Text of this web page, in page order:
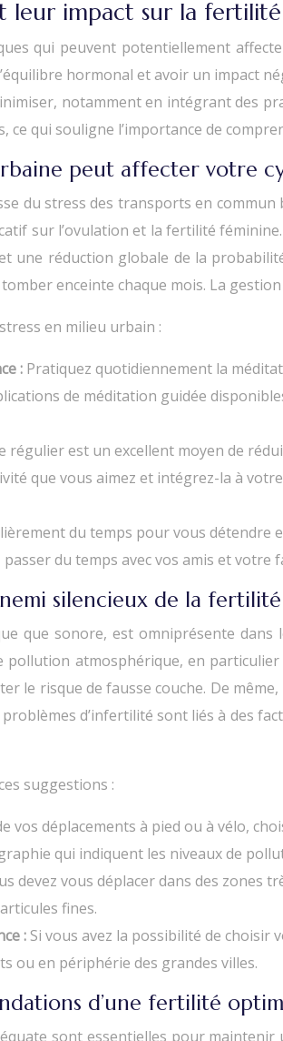
leur impact sur la fertilité
qui peuvent potentiellement
hormonal et avoir un impact
notamment en intégrant des
qui souligne l’importance de
peut affecter votre
du stress des transports en
sur l’ovulation et la fertilité
une réduction globale de la
tomber enceinte chaque mois. La
en milieu urbain :
: Pratiquez quotidiennement la
de méditation guidée
régulier est un excellent moyen de
que vous aimez et intégrez-la à
du temps pour vous détendre
du temps avec vos amis et
silencieux de la fertilité
que sonore, est omniprésente
atmosphérique, en
le risque de fausse couche. De
d’infertilité sont liés à des
suggestions :
vos déplacements à pied ou à vélo,
qui indiquent les niveaux de
devez vous déplacer dans des zones
fines.
: Si vous avez la possibilité de choisir
ou en périphérie des grandes villes.
d’une fertilité
sont essentielles pour